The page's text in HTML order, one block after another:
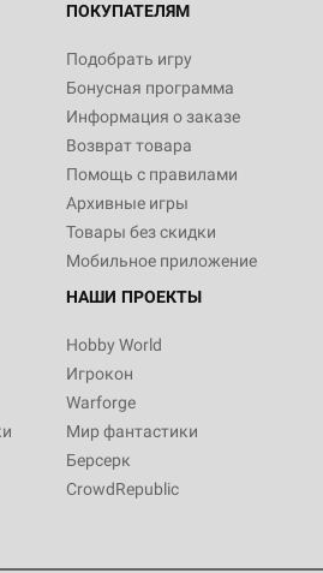
ПОКУПАТЕЛЯМ
Подобрать игру
Бонусная программа
Информация о заказе
Возврат товара
Помощь с правилами
Архивные игры
Товары без скидки
Мобильное приложение
НАШИ ПРОЕКТЫ
Hobby World
Игрокон
Warforge
Мир фантастики
Берсерк
CrowdRepublic